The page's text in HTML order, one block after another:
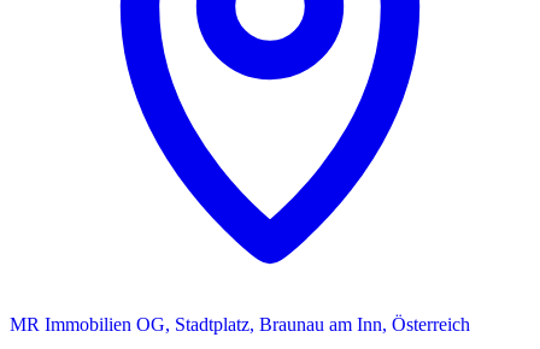
MR Immobilien OG, Stadtplatz, Braunau am Inn, Österreich